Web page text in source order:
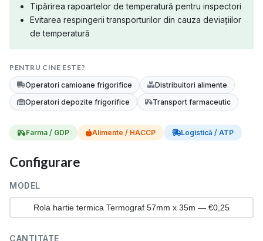
Tipărirea rapoartelor de temperatură pentru inspectori
Evitarea respingerii transporturilor din cauza deviațiilor
de temperatură
PENTRU CINE ESTE?
Operatori camioane frigorifice
Distribuitori alimente
Operatori depozite frigorifice
Transport farmaceutic
Farma / GDP Alimente / HACCP Logistică / ATP
Configurare
MODEL
Rola hartie termica Termograf 57mm x 35m — €0,25
CANTITATE